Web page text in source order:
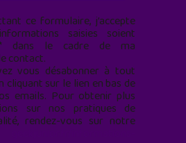
ce formulaire, j’accepte
saisies soient
dans le cadre de ma
contact.
vous désabonner à tout
cliquant sur le lien en bas de
emails. Pour obtenir plus
sur nos pratiques de
rendez-vous sur notre